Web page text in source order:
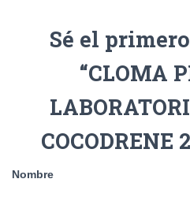
Sé el
“CLOMA
COCODRENE
Nombre